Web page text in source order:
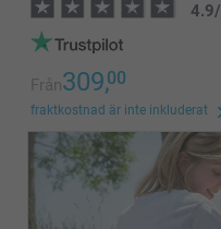
4.9/
Från309,00
fraktkostnad är inte inkluderat